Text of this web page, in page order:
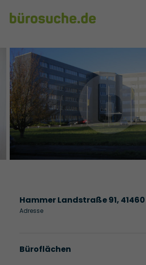
Hammer Landstraße 91, 41460
Adresse
Büroflächen